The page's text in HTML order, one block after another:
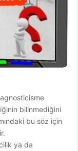
bilinmediğini
bu söz için
ya da